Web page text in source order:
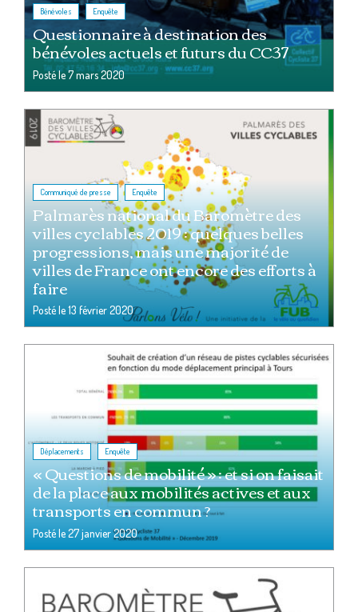
Bénévoles , Enquête
Questionnaire à destination des
bénévoles actuels et futurs du CC37
Posté le7 mars 2020
Communiqué de presse , Enquête
Palmarès national du Baromètre des
villes cyclables 2019 : quelques belles
progressions, mais une majorité de
villes de France ont encore des efforts à
faire
Posté le13 février 2020
Déplacements , Enquête
« Questions de mobilité » : et si on faisait
de la place aux mobilités actives et aux
transports en commun ?
Posté le27 janvier 2020